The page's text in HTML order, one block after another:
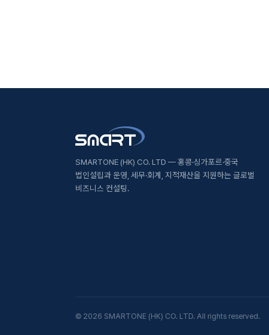
SMARTONE (HK) CO. LTD — 홍콩·싱가포르·중국
법인설립과 운영, 세무·회계, 지적재산을 지원하는 글로벌
비즈니스 컨설팅.
© 2026 SMARTONE (HK) CO. LTD. All rights reserved.